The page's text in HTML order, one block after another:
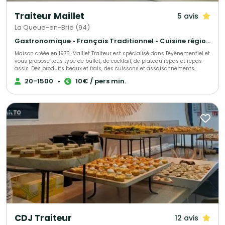
Traiteur Maillet 5 avis
La Queue-en-Brie (94)
Gastronomique • Français Traditionnel • Cuisine régionale
Maison créée en 1975, Maillet Traiteur est spécialisé dans l'évènementiel et
vous propose tous type de buffet, de cocktail, de plateau repas et repas
assis. Des produits beaux et frais, des cuissons et assaisonnements
adaptés, le tout fait maison par notre chef de cuisine expérimenté!
Recettes élégantes, parfois oubliées et souvent surprenantes, toujours
l'organisation de réception.
20-1500 • 10€ / pers min.
CDJ Traiteur 12 avis